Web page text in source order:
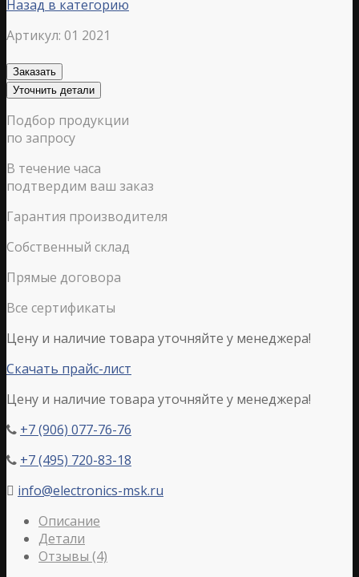
Назад в категорию
Артикул: 01 2021
Заказать
Уточнить детали
Подбор продукции
по запросу
В течение часа
подтвердим ваш заказ
Гарантия производителя
Собственный склад
Прямые договора
Все сертификаты
Цену и наличие товара уточняйте у менеджера!
Скачать прайс-лист
Цену и наличие товара уточняйте у менеджера!
 +7 (906) 077-76-76
 +7 (495) 720-83-18
 info@electronics-msk.ru
Описание
Детали
Отзывы (4)